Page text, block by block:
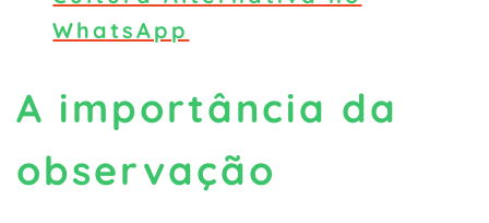
WhatsApp
A importância da
observação